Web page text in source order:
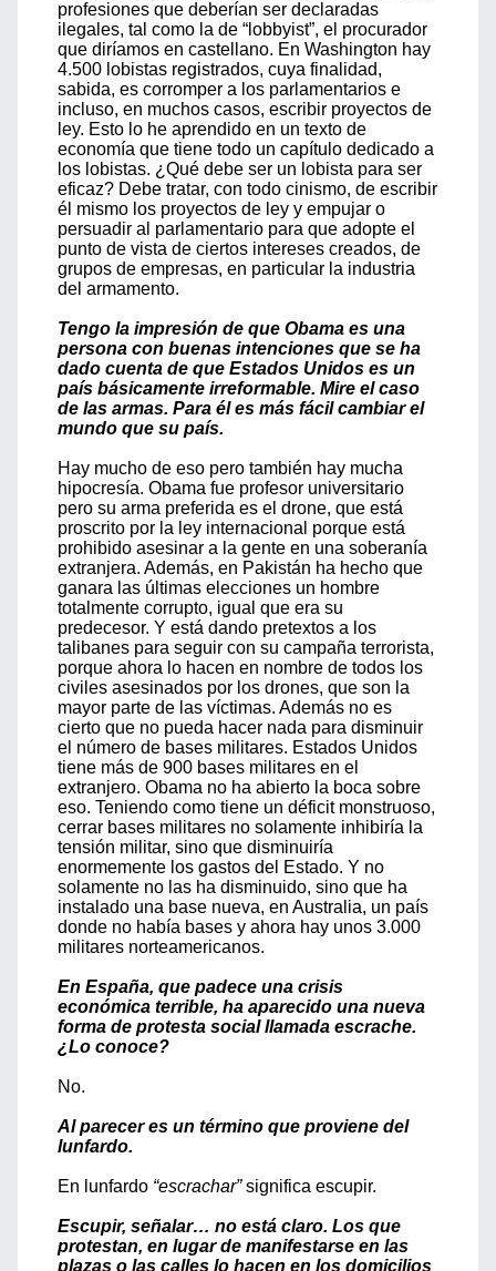
profesiones que deberían ser declaradas
ilegales, tal como la de “lobbyist”, el procurador
que diríamos en castellano. En Washington hay
4.500 lobistas registrados, cuya finalidad,
sabida, es corromper a los parlamentarios e
incluso, en muchos casos, escribir proyectos de
ley. Esto lo he aprendido en un texto de
economía que tiene todo un capítulo dedicado a
los lobistas. ¿Qué debe ser un lobista para ser
eficaz? Debe tratar, con todo cinismo, de escribir
él mismo los proyectos de ley y empujar o
persuadir al parlamentario para que adopte el
punto de vista de ciertos intereses creados, de
grupos de empresas, en particular la industria
del armamento.
Tengo la impresión de que Obama es una
persona con buenas intenciones que se ha
dado cuenta de que Estados Unidos es un
país básicamente irreformable. Mire el caso
de las armas. Para él es más fácil cambiar el
mundo que su país.
Hay mucho de eso pero también hay mucha
hipocresía. Obama fue profesor universitario
pero su arma preferida es el drone, que está
proscrito por la ley internacional porque está
prohibido asesinar a la gente en una soberanía
extranjera. Además, en Pakistán ha hecho que
ganara las últimas elecciones un hombre
totalmente corrupto, igual que era su
predecesor. Y está dando pretextos a los
talibanes para seguir con su campaña terrorista,
porque ahora lo hacen en nombre de todos los
civiles asesinados por los drones, que son la
mayor parte de las víctimas. Además no es
cierto que no pueda hacer nada para disminuir
el número de bases militares. Estados Unidos
tiene más de 900 bases militares en el
extranjero. Obama no ha abierto la boca sobre
eso. Teniendo como tiene un déficit monstruoso,
cerrar bases militares no solamente inhibiría la
tensión militar, sino que disminuiría
enormemente los gastos del Estado. Y no
solamente no las ha disminuido, sino que ha
instalado una base nueva, en Australia, un país
donde no había bases y ahora hay unos 3.000
militares norteamericanos.
En España, que padece una crisis
económica terrible, ha aparecido una nueva
forma de protesta social llamada escrache.
¿Lo conoce?
No.
Al parecer es un término que proviene del
lunfardo.
En lunfardo “escrachar”significa escupir.
Escupir, señalar… no está claro. Los que
protestan, en lugar de manifestarse en las
plazas o las calles lo hacen en los domicilios